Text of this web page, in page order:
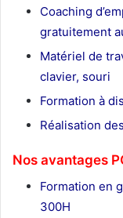
Coaching
gratuitement
Matériel de
clavier, souri
Formation à
Réalisation
Nos avantages
Formation en
300H